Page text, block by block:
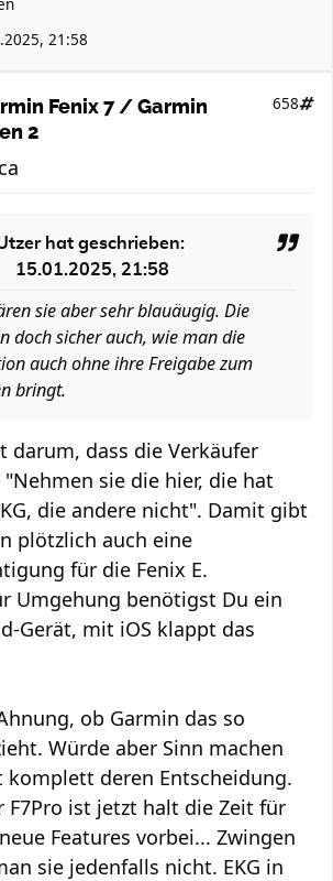
21:58
Fenix 7 / Garmin
2
658
hat geschrieben:
15.01.2025, 21:58
sie aber sehr blauäugig. Die
doch sicher auch, wie man die
auch ohne ihre Freigabe zum
bringt.
darum, dass die Verkäufer
"Nehmen sie die hier, die hat
die andere nicht". Damit gibt
plötzlich auch eine
für die Fenix E.
Umgehung benötigst Du ein
Gerät, mit iOS klappt das
ob Garmin das so
Würde aber Sinn machen
komplett deren Entscheidung.
F7Pro ist jetzt halt die Zeit für
Features vorbei... Zwingen
sie jedenfalls nicht. EKG in